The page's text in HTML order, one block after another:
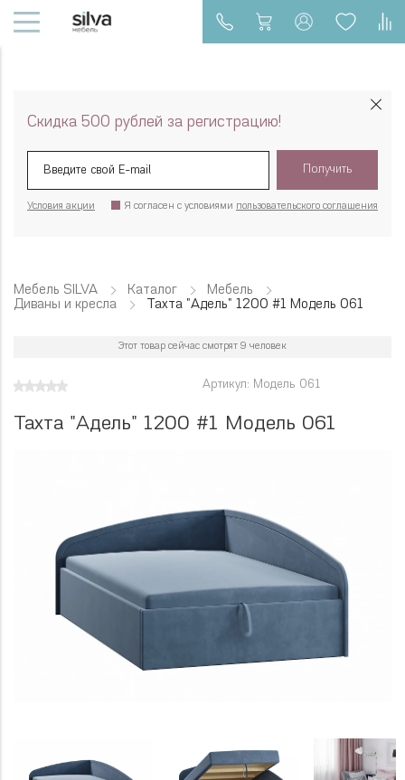
Скидка 500 рублей за регистрацию!
Получить
Я согласен с условиями пользовательского соглашения
Условия акции
Мебель SILVA Каталог
Мебель
Диваны и кресла
Тахта "Адель" 1200 #1 Модель 061
Артикул: Модель 061
Этот товар сейчас смотрят 9 человек
Тахта "Адель" 1200 #1 Модель 061